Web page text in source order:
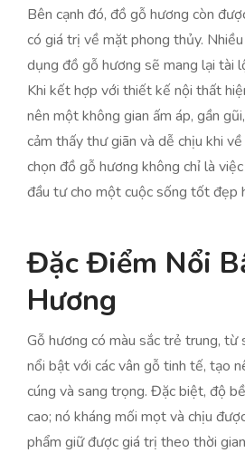
Bên cạnh đó, đồ gỗ hương còn
có giá trị về mặt phong thủy.
dụng đồ gỗ hương sẽ mang lại tài
Khi kết hợp với thiết kế nội thất
nên một không gian ấm áp, gần
cảm thấy thư giãn và dễ chịu khi về
chọn đồ gỗ hương không chỉ là
đầu tư cho một cuộc sống tốt đẹp
Đặc Điểm Nổi
Hương
Gỗ hương có màu sắc trẻ trung, từ
nổi bật với các vân gỗ tinh tế, tạo
cúng và sang trọng. Đặc biệt, độ
cao; nó kháng mối mọt và chịu
phẩm giữ được giá trị theo thời